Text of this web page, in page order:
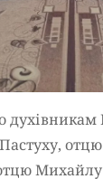
отцю